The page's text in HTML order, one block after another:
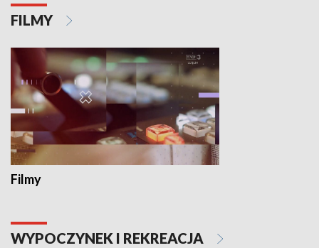
FILMY
Filmy
WYPOCZYNEK I REKREACJA